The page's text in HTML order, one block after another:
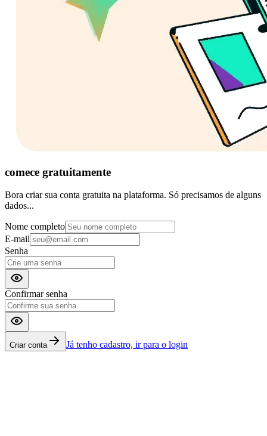
comece gratuitamente
Bora criar sua conta gratuita na plataforma. Só precisamos de alguns
dados...
Nome completo
E-mail
Senha
Confirmar senha
Criar conta Já tenho cadastro, ir para o login